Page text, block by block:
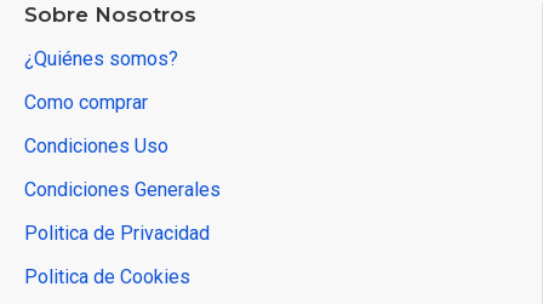
Sobre Nosotros
¿Quiénes somos?
Como comprar
Condiciones Uso
Condiciones Generales
Politica de Privacidad
Politica de Cookies